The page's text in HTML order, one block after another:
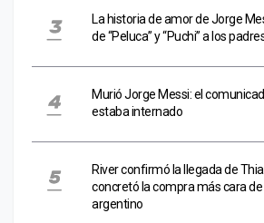
La historia de amor de Jorge
de “Peluca” y “Puchi” a los
Murió Jorge Messi: el
estaba internado
River confirmó la llegada de
concretó la compra más cara
argentino